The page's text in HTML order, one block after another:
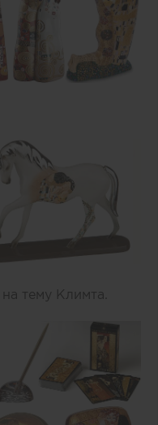
тему Климта.